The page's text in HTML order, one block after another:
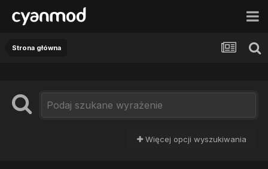
Strona główna
Więcej opcji wyszukiwania